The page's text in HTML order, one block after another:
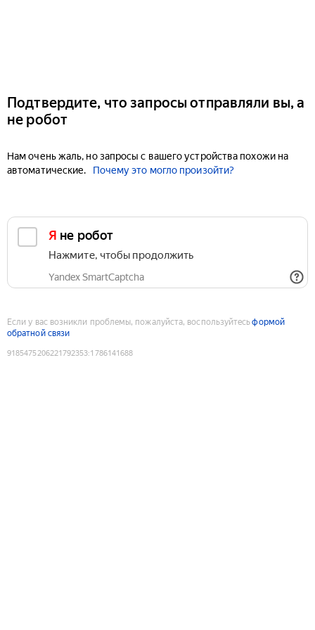
Подтвердите, что запросы отправляли вы, а
не робот
Нам очень жаль, но запросы с вашего устройства похожи на
автоматические.
Почему это могло произойти?
Я не робот
Нажмите, чтобы продолжить
Yandex SmartCaptcha
Если у вас возникли проблемы, пожалуйста, воспользуйтесьформой
обратной связи
9185475206221792353:1786141688